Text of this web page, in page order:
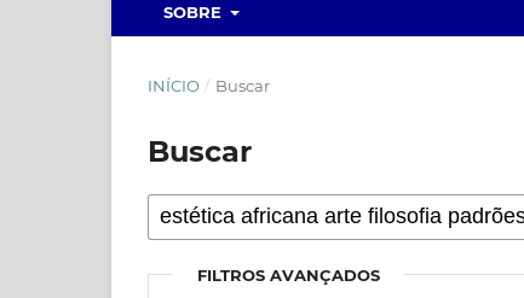
SOBRE
INÍCIO / Buscar
Buscar
FILTROS AVANÇADOS